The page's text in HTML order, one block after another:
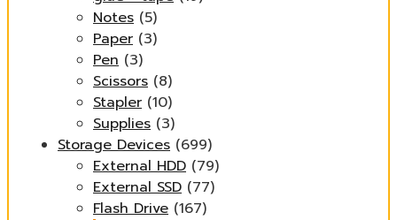
Notes (5)
Paper (3)
Pen (3)
Scissors (8)
Stapler (10)
Supplies (3)
Storage Devices (699)
External HDD (79)
External SSD (77)
Flash Drive (167)